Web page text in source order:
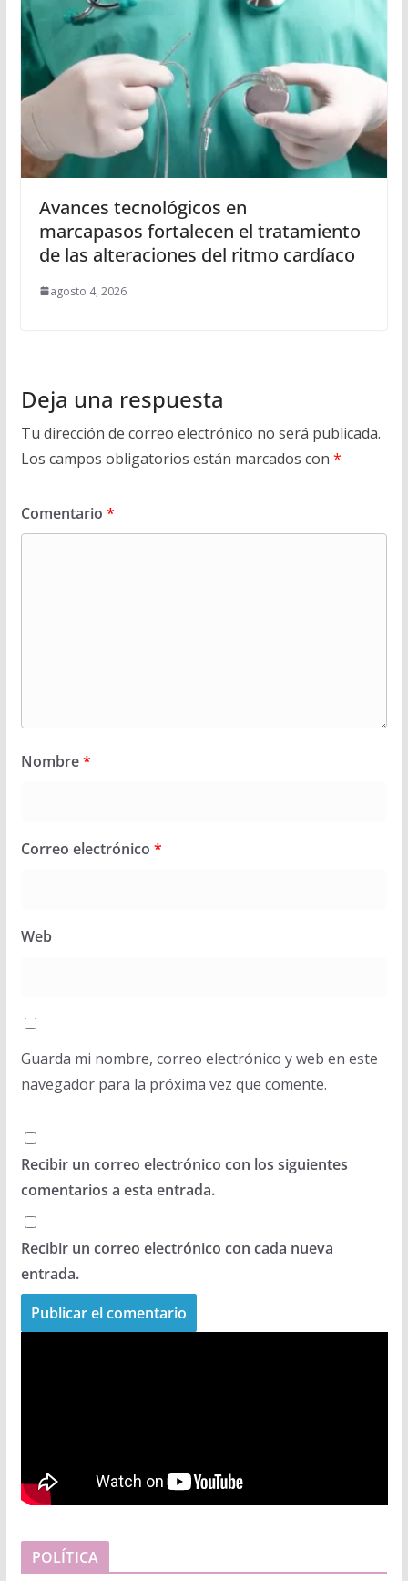
Avances tecnológicos en
marcapasos fortalecen el tratamiento
de las alteraciones del ritmo cardíaco
agosto 4, 2026
Deja una respuesta
Tu dirección de correo electrónico no será publicada.
Los campos obligatorios están marcados con *
Comentario *
Nombre*
Correo electrónico *
Web
Guarda mi nombre, correo electrónico y web en este
navegador para la próxima vez que comente.
Recibir un correo electrónico con los siguientes
comentarios a esta entrada.
Recibir un correo electrónico con cada nueva
entrada.
POLÍTICA